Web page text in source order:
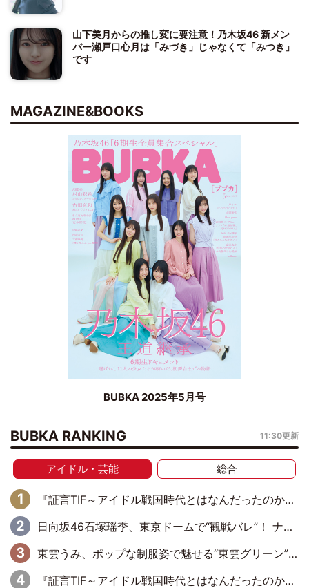
山下美月からの推し変に要注意！乃木坂46 新メン
バー瀬戸口心月は「みづき」じゃなくて「みつき」
です
MAGAZINE&BOOKS
BUBKA 2025年5月号
BUBKA RANKING 11:30更新
アイドル・芸能 総合
『証言TIF～アイドル戦国時代とはなんだったのか～』第6回：でんぱ組.inc・古川未鈴×相沢梨紗「『ハロプロやりたかったな』って言ったら、夢眠ねむさんに『てめえはでんぱ組．incなんだよ！』って肩パンされて(笑)」
日向坂46石塚瑶季、東京ドームで“観戦バレ”！ ナイツ・塙も認めた「巨人に詳しすぎるアイドル」は元VENUSスクール生で杉内コーチ推し⁉
東雲うみ、ポップな制服姿で魅せる“東雲グリーン”の正体
『証言TIF～アイドル戦国時代とはなんだったのか～』第8回：Negicco・Nao☆×Megu×Kaede「東京からオファーが来たのと、梨の皮剥きとどっちが大事なんだって」